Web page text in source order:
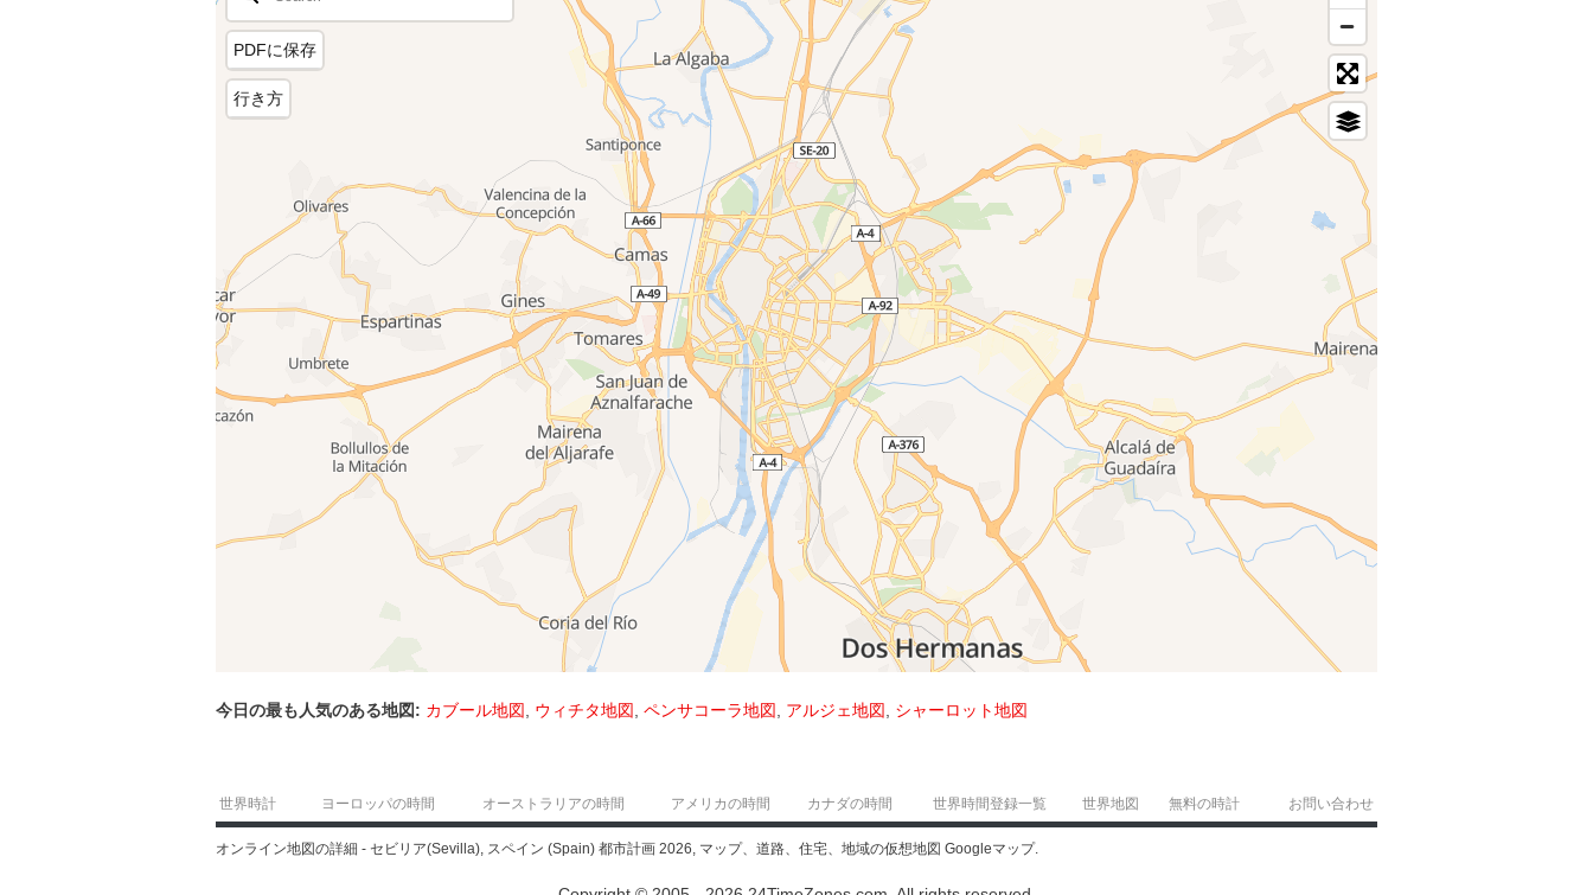
PDFに保存
行き方
今日の最も人気のある地図: カブール地図 ウィチタ地図 ペンサコーラ地図 アルジェ地図 シャーロット地図
世界時計 ヨーロッパの時間 オーストラリアの時間 アメリカの時間 カナダの時間 世界時間登録一覧 世界地図 無料の時計 お問い合わせ
オンライン地図の詳細 - セビリア(Sevilla), スペイン (Spain) 都市計画 2026, マップ、道路、住宅、地域の仮想地図 Googleマップ.